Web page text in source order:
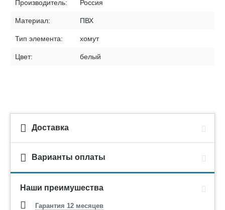
Производитель: Россия
Материал: ПВХ
Тип элемента: хомут
Цвет: белый
Доставка
Варианты оплаты
Наши преимушества
Гарантия 12 месяцев